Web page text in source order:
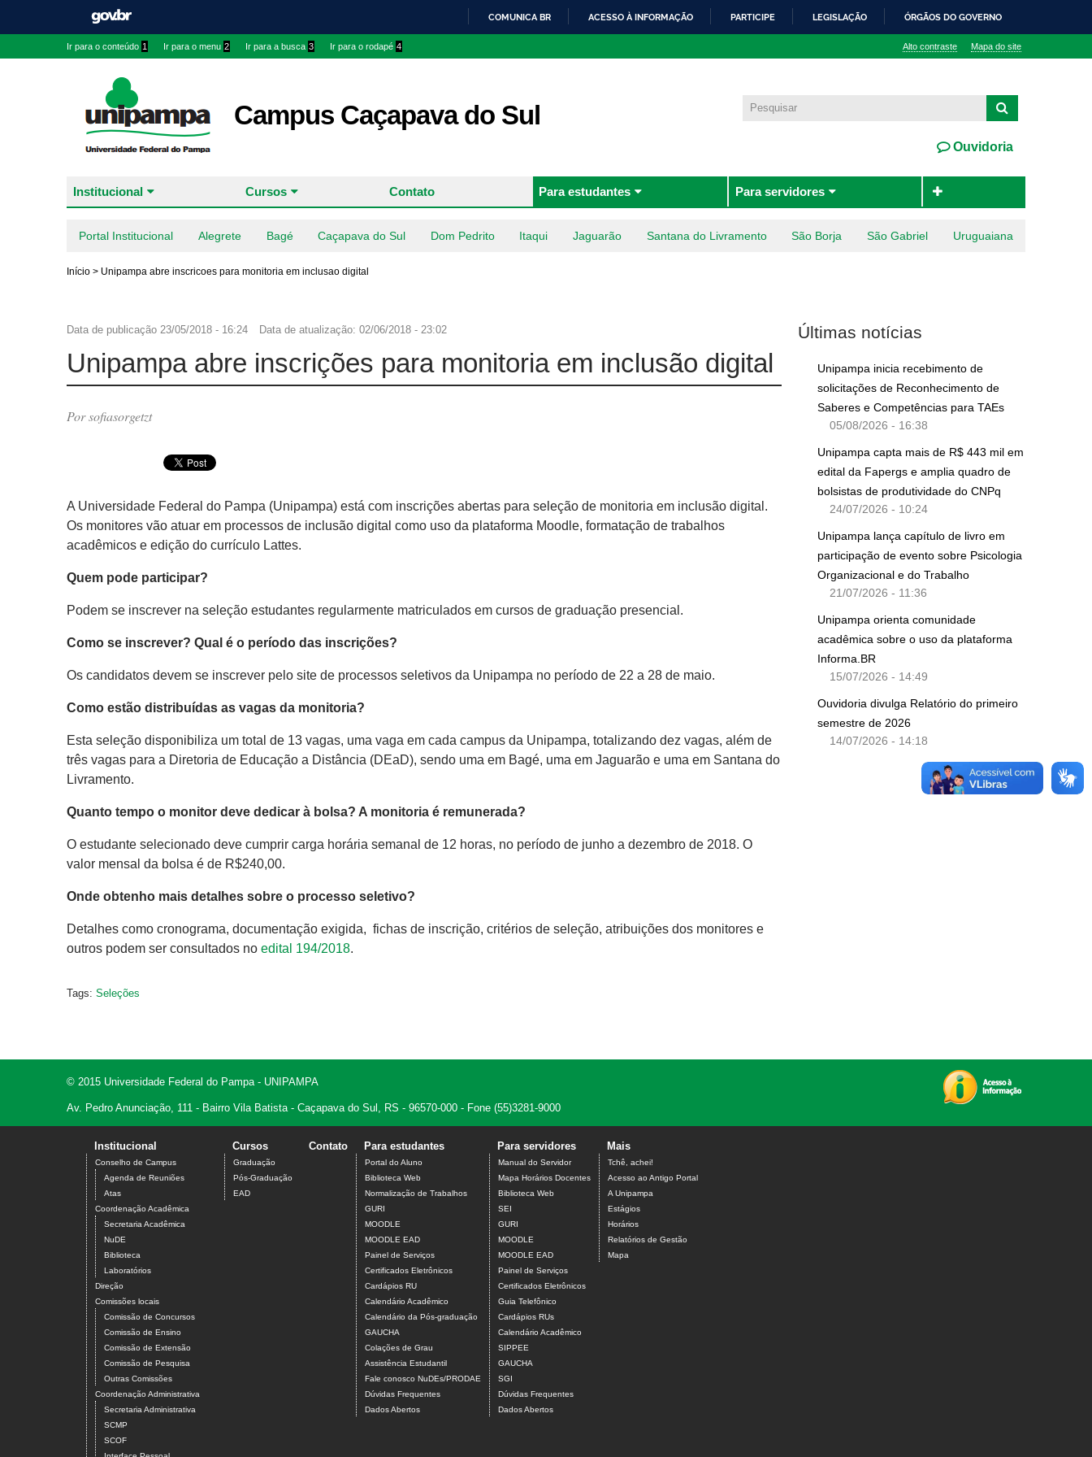
COMUNICA BR ACESSO À INFORMAÇÃO PARTICIPE LEGISLAÇÃO ÓRGÃOS DO GOVERNO
Ir para o conteúdo 1 Ir para o menu 2 Ir para a busca 3 Ir para o rodapé 4 Alto contraste Mapa do site
Campus Caçapava do Sul
Ouvidoria
Institucional Cursos Contato Para estudantes Para servidores
Portal Institucional Alegrete Bagé Caçapava do Sul Dom Pedrito Itaqui Jaguarão Santana do Livramento São Borja São Gabriel Uruguaiana
Início > Unipampa abre inscricoes para monitoria em inclusao digital
Data de publicação 23/05/2018 - 16:24 Data de atualização: 02/06/2018 - 23:02
Unipampa abre inscrições para monitoria em inclusão digital
Por sofiasorgetzt
A Universidade Federal do Pampa (Unipampa) está com inscrições abertas para seleção de monitoria em inclusão digital.
Os monitores vão atuar em processos de inclusão digital como uso da plataforma Moodle, formatação de trabalhos
acadêmicos e edição do currículo Lattes.
Quem pode participar?
Podem se inscrever na seleção estudantes regularmente matriculados em cursos de graduação presencial.
Como se inscrever? Qual é o período das inscrições?
Os candidatos devem se inscrever pelo site de processos seletivos da Unipampa no período de 22 a 28 de maio.
Como estão distribuídas as vagas da monitoria?
Esta seleção disponibiliza um total de 13 vagas, uma vaga em cada campus da Unipampa, totalizando dez vagas, além de
três vagas para a Diretoria de Educação a Distância (DEaD), sendo uma em Bagé, uma em Jaguarão e uma em Santana do
Livramento.
Quanto tempo o monitor deve dedicar à bolsa? A monitoria é remunerada?
O estudante selecionado deve cumprir carga horária semanal de 12 horas, no período de junho a dezembro de 2018. O
valor mensal da bolsa é de R$240,00.
Onde obtenho mais detalhes sobre o processo seletivo?
Detalhes como cronograma, documentação exigida, fichas de inscrição, critérios de seleção, atribuições dos monitores e
outros podem ser consultados no edital 194/2018.
Tags: Seleções
Últimas notícias
Unipampa inicia recebimento de
solicitações de Reconhecimento de
Saberes e Competências para TAEs
05/08/2026 - 16:38
Unipampa capta mais de R$ 443 mil em
edital da Fapergs e amplia quadro de
bolsistas de produtividade do CNPq
24/07/2026 - 10:24
Unipampa lança capítulo de livro em
participação de evento sobre Psicologia
Organizacional e do Trabalho
21/07/2026 - 11:36
Unipampa orienta comunidade
acadêmica sobre o uso da plataforma
Informa.BR
15/07/2026 - 14:49
Ouvidoria divulga Relatório do primeiro
semestre de 2026
14/07/2026 - 14:18
© 2015 Universidade Federal do Pampa - UNIPAMPA
Av. Pedro Anunciação, 111 - Bairro Vila Batista - Caçapava do Sul, RS - 96570-000 - Fone (55)3281-9000
Institucional
Conselho de Campus
Agenda de Reuniões
Atas
Coordenação Acadêmica
Secretaria Acadêmica
NuDE
Biblioteca
Laboratórios
Direção
Comissões locais
Comissão de Concursos
Comissão de Ensino
Comissão de Extensão
Comissão de Pesquisa
Outras Comissões
Coordenação Administrativa
Secretaria Administrativa
SCMP
SCOF
Cursos
Graduação
Pós-Graduação
EAD
Contato Para estudantes
Portal do Aluno
Biblioteca Web
Normalização de Trabalhos
GURI
MOODLE
MOODLE EAD
Painel de Serviços
Certificados Eletrônicos
Cardápios RU
Calendário Acadêmico
Calendário da Pós-graduação
GAUCHA
Colações de Grau
Assistência Estudantil
Fale conosco NuDEs/PRODAE
Dúvidas Frequentes
Dados Abertos
Para servidores
Manual do Servidor
Mapa Horários Docentes
Biblioteca Web
SEI
GURI
MOODLE
MOODLE EAD
Painel de Serviços
Certificados Eletrônicos
Guia Telefônico
Cardápios RUs
Calendário Acadêmico
SIPPEE
GAUCHA
SGI
Dúvidas Frequentes
Dados Abertos
Mais
Tchê, achei!
Acesso ao Antigo Portal
A Unipampa
Estágios
Horários
Relatórios de Gestão
Mapa